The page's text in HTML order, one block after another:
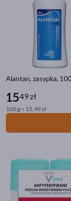
Alantan, zasypka,
1549 zł
100 g = 15,49 zł